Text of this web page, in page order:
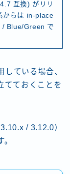
互換) がリリ
からは in-place
Blue/Green で
ている場合、
てておくことを
/ 3.12.0）